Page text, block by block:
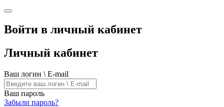
Войти в личный кабинет
Личный кабинет
Ваш логин \ E-mail
Ваш пароль
Забыли пароль?